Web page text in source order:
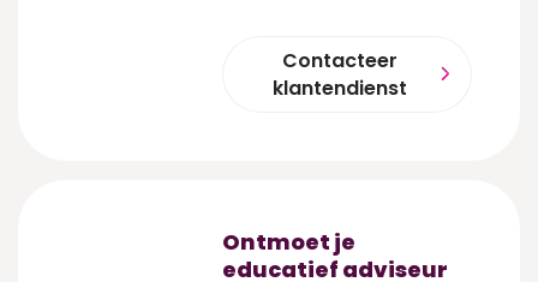
Contacteer
klantendienst
Ontmoet je
educatief adviseur